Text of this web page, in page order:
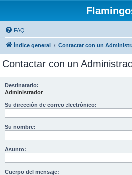
FAQ
Índice general Contactar con un
Contactar con un
Destinatario:
Administrador
Su dirección de correo electrónico:
Su nombre:
Asunto:
Cuerpo del mensaje: